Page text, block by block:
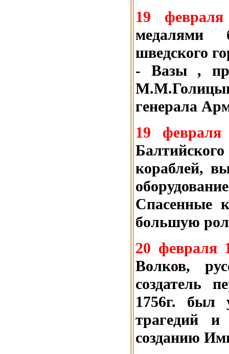
19
медалями
шведского
- Вазы ,
генерала
19
кораблей,
Спасенные
большую
20 февраля
Волков,
создатель
1756г. был
трагедий и
созданию